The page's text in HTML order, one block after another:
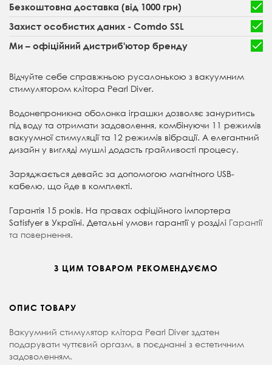
Безкоштовна доставка (від 1000 грн)
Захист особистих даних - Comdo SSL
Ми – офіційний дистриб'ютор бренду
Відчуйте себе справжньою русалонькою з вакуумним
стимулятором клітора Pearl Diver.
Водонепроникна оболонка іграшки дозволяє зануритись
під воду та отримати задоволення, комбінуючи 11 режимів
вакуумної стимуляції та 12 режимів вібрації. А елегантний
дизайн у вигляді мушлі додасть грайливості процесу.
Заряджається девайс за допомогою магнітного USB-
кабелю, що йде в комплекті.
Гарантія 15 років. На правах офіційного імпортера
Satisfyer в Україні. Детальні умови гарантії у розділі Гарантії
та повернення.
З ЦИМ ТОВАРОМ РЕКОМЕНДУЄМО
ОПИС ТОВАРУ
Вакуумний стимулятор клітора Pearl Diver здатен
подарувати чуттєвий оргазм, в поєднанні з естетичним
задоволенням.